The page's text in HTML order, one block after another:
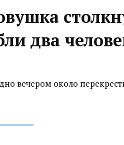
два
вечером около